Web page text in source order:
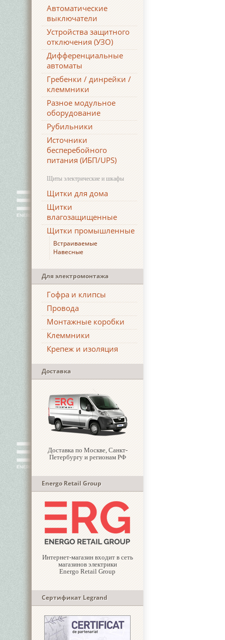
Автоматические
выключатели
Устройства защитного
отключения (УЗО)
Дифференциальные
автоматы
Гребенки / динрейки /
клеммники
Разное модульное
оборудование
Рубильники
Источники
бесперебойного
питания (ИБП/UPS)
Щиты электрические и шкафы
Щитки для дома
Щитки
влагозащищенные
Щитки промышленные
Встраиваемые
Навесные
Для электромонтажа
Гофра и клипсы
Провода
Монтажные коробки
Клеммники
Крепеж и изоляция
Доставка
Доставка по Москве, Санкт-
Петербургу и регионам РФ
Energo Retail Group
Интернет-магазин входит в сеть
магазинов электрики
Energo Retail Group
Сертификат Legrand